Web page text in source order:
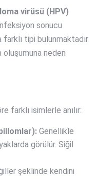
virüsü (HPV)
sonucu
farklı tipi bulunmaktadır
neden
farklı isimlerle anılır:
Genellikle
görülür. Siğil
şeklinde kendini